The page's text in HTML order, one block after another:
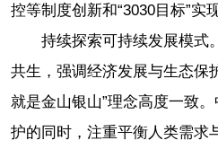
控等制度创新和“3030目标”实
持续探索可持续发展模式
共生，强调经济发展与生态保
就是金山银山”理念高度一致
护的同时，注重平衡人类需求